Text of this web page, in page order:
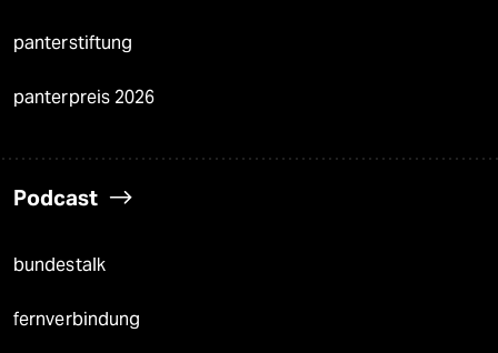
panterstiftung
panterpreis 2026
Podcast
bundestalk
fernverbindung